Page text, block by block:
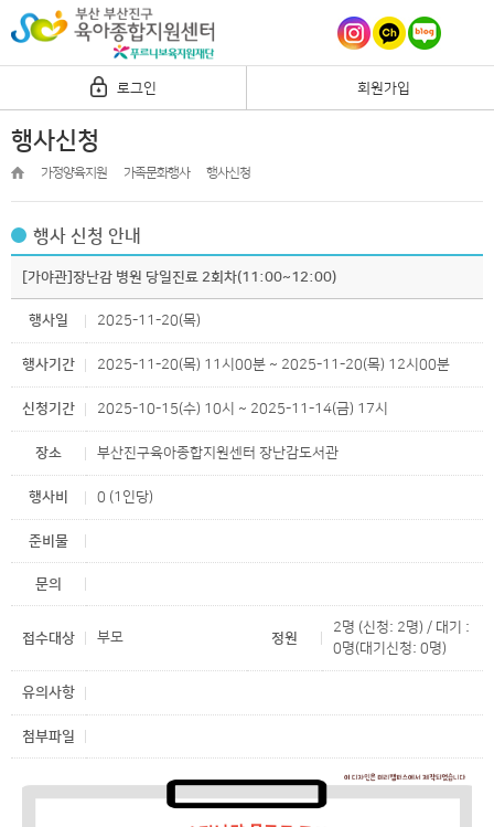
로그인 회원가입
행사신청
가정양육지원 가족문화행사 행사신청
행사 신청 안내
[가야관]장난감 병원 당일진료 2회차(11:00~12:00)
행사일 2025-11-20(목)
행사기간 2025-11-20(목) 11시00분 ~ 2025-11-20(목) 12시00분
신청기간 2025-10-15(수) 10시 ~ 2025-11-14(금) 17시
장소 부산진구육아종합지원센터 장난감도서관
행사비 0 (1인당)
준비물
문의
접수대상 부모 정원
2명 (신청: 2명) / 대기 :
0명(대기신청: 0명)
유의사항
첨부파일